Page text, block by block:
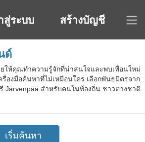
สู่ระบบ สร้างบัญชี
ด์
ให้คุณทำความรู้จักที่น่าสนใจและพบเพื่อนใหม่
งมือค้นหาที่ไม่เหมือนใคร เลือกพันธมิตรจาก
Järvenpää สำหรับคนในท้องถิ่น ชาวต่างชาติ